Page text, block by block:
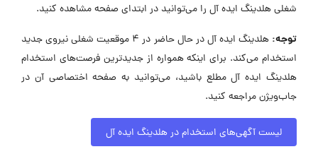
شغلی هلدینگ ایده آل را می‌توانید در ابتدای صفحه مشاهده کنید.
توجه:
هلدینگ ایده آل در حال حاضر در ۴ موقعیت شغلی نیروی جدید
استخدام می‌کند. برای اینکه همواره از جدیدترین فرصت‌های استخدام
هلدینگ ایده آل مطلع باشید، می‌توانید به صفحه اختصاصی آن در
جاب‌ویژن مراجعه کنید.
لیست آگهی‌های استخدام در هلدینگ ایده آل